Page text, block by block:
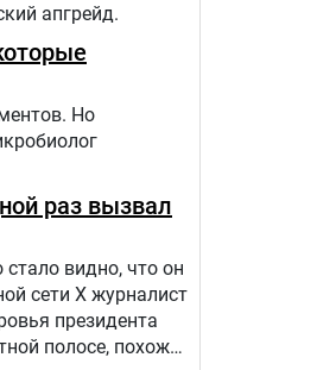
апгрейд.
Но
раз вызвал
видно, что он
сети Х журналист
президента
полосе, похоже,